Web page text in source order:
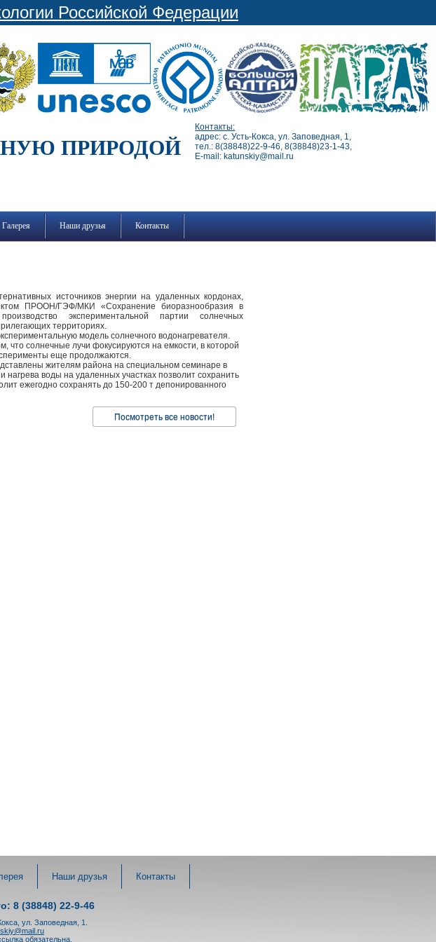
Российской Федерации
ПРИРОДОЙ
Контакты:
адрес: с. Усть-Кокса, ул. Заповедная, 1,
тел.: 8(38848)22-9-46, 8(38848)23-1-43,
E-mail: katunskiy@mail.ru
Галерея Наши друзья Контакты
источников энергии на удаленных кордонах,
ПРООН/ГЭФ/МКИ «Сохранение биоразнообразия в
экспериментальной партии солнечных
территориях.
модель солнечного водонагревателя.
что солнечные лучи фокусируются на емкости, в которой
еще продолжаются.
жителям района на специальном семинаре в
воды на удаленных участках позволит сохранить
ежегодно сохранять до 150-200 т депонированного
Посмотреть все новости!
Наши друзья Контакты
8 (38848) 22-9-46
ул. Заповедная, 1.
обязательна.